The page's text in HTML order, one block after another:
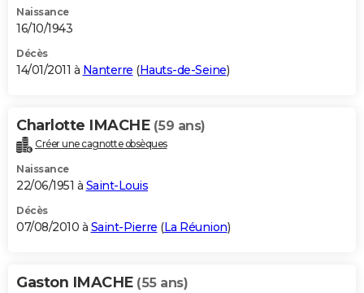
Naissance
16/10/1943
Décès
14/01/2011 à Nanterre (Hauts-de-Seine)
Charlotte IMACHE (59 ans)
Créer une cagnotte obsèques
Naissance
22/06/1951 à Saint-Louis
Décès
07/08/2010 à Saint-Pierre (La Réunion)
Gaston IMACHE (55 ans)